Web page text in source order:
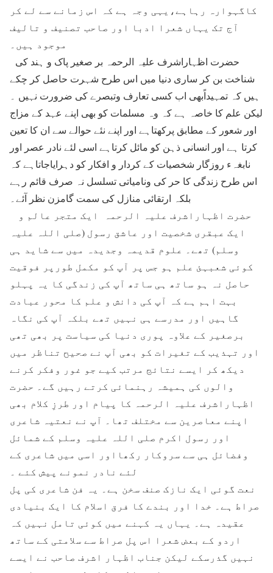
کاگہوارہ رہاہے،یہی وجہ ہے کہ اس زمانے سے لے کر
آج تک یہاں شعرا ادبا اور صاحب تصنیف و تالیف
موجود ہیں۔
شناخت بن کر ساری دنیا میں اس طرح شہرت حاصل کر چکے
ہیں کہ تمہیداًبھی اب کسی تعارف وتبصرے کی ضرورت نہیں ۔
لیکن علم کا خاصہ ہے کہ وہ مسلمات کو بھی اپنے عہد کے مزاج
اور شعور کے مطابق پرکھتاہے اور اپنے نئے حوالے سے ان کا تعین
کرتا ہے اور انسانی ذہن کو مائل کرتاہے اسی لئے نادر عصر اور
نابغہء روزگار شخصیات کے کردار و افکار کو دہرایاجاتاہے کہ
اس طرح زندگی کا حر کی ونامیاتی تسلسل نہ صرف قائم رہے
بلکہ ارتقائی منازل کی سمت گامزن نظر آئے۔
ایک عبقری شخصیت اور عاشق رسول (صلی اللہ علیہ
وسلم) تھے۔ علوم قدیمہ وجدیدہ میں سے شاید ہی
کوئی شعبہئ علم ہو جس پر آپ کو مکمل طورپر فوقیت
حاصل نہ ہو ساتھ ہی ساتھ آپ کی زندگی کا یہ پہلو
بہت اہم ہے کہ آپ کی دانش و علم کا محور عبادت
گاہیں اور مدرسے ہی نہیں تھے بلکہ آپ کی نگاہ
برصغیر کے علاوہ پوری دنیا کی سیاست پر بھی تھی
اور تہذیب کے تغیرات کو بھی آپ نے صحیح تناظر میں
دیکھ کر ایسے نتائج مرتب کیے جو غور وفکر کرنے
والوں کی ہمیشہ رہنمائی کرتے رہیں گے۔ حضرت
اظہاراشرف علیہ الرحمہ کا پیام اور طرزِ کلام بھی
اپنے معاصرین سے مختلف تھا۔ آپ نے نعتیہ شاعری
اور رسول اکرم صلی اللہ علیہ وسلم کے شمائل
وفضائل ہی سے سروکار رکھااور اسی میں شاعری کے
لئے نادر نمونے پیش کئے ۔
نعت گوئی ایک نازک صنف سخن ہے۔ یہ فن شاعری کی پل
صراط ہے۔ خدا اور بندے کا فرق اسلام کا ایک بنیادی
عقیدہ ہے۔ یہاں یہ کہنے میں کوئی تامل نہیں کہ
اردو کے بعض شعرا اس پل صراط سے سلامتی کے ساتھ
نہیں گذرسکے لیکن جناب اظہار اشرف صاحب نے ایسے